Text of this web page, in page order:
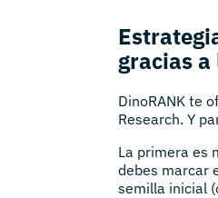
gracias
DinoRANK te
Research. Y
La primera es
debes marcar
semilla inicial